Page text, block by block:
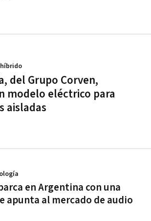
del Grupo Corven,
modelo eléctrico para
aisladas
en Argentina con una
apunta al mercado de audio